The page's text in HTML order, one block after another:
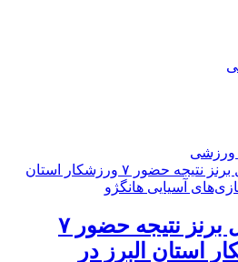
ورزشی
۲ مدال برنز نتیجه حضور ۷
استان البرز در